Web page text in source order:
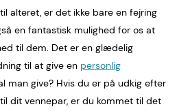
alteret, er det ikke bare en fejring
en fantastisk mulighed for os at
til dem. Det er en glædelig
til at give en personlig
man give? Hvis du er på udkig efter
dit vennepar, er du kommet til det